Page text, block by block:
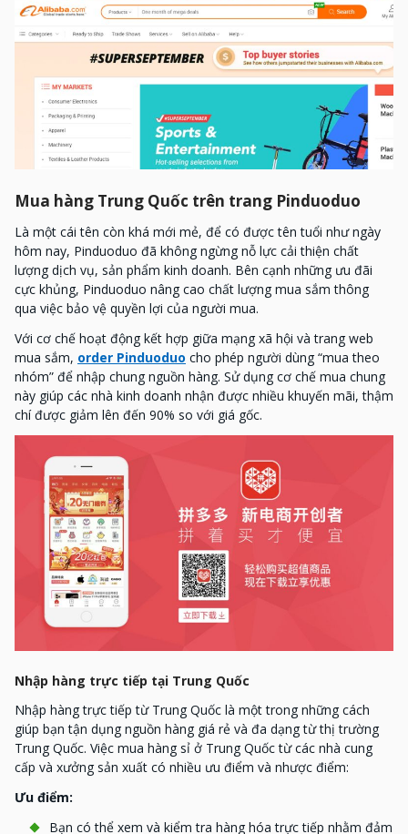
Mua hàng Trung Quốc trên trang Pinduoduo
Là một cái tên còn khá mới mẻ, để có được tên tuổi như ngày
hôm nay, Pinduoduo đã không ngừng nỗ lực cải thiện chất
lượng dịch vụ, sản phẩm kinh doanh. Bên cạnh những ưu đãi
cực khủng, Pinduoduo nâng cao chất lượng mua sắm thông
qua việc bảo vệ quyền lợi của người mua.
Với cơ chế hoạt động kết hợp giữa mạng xã hội và trang web
mua sắm, order Pinduoduo cho phép người dùng “mua theo
nhóm” để nhập chung nguồn hàng. Sử dụng cơ chế mua chung
này giúp các nhà kinh doanh nhận được nhiều khuyến mãi, thậm
chí được giảm lên đến 90% so với giá gốc.
Nhập hàng trực tiếp tại Trung Quốc
Nhập hàng trực tiếp từ Trung Quốc là một trong những cách
giúp bạn tận dụng nguồn hàng giá rẻ và đa dạng từ thị trường
Trung Quốc. Việc mua hàng sỉ ở Trung Quốc từ các nhà cung
cấp và xưởng sản xuất có nhiều ưu điểm và nhược điểm:
Ưu điểm:
Bạn có thể xem và kiểm tra hàng hóa trực tiếp nhằm đảm